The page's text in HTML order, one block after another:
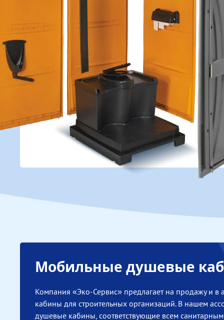
строительного мусора и
крупногабаритных отходов.
ПОДРОБНЕЕ
СДЕЛАТЬ
ЗАЯВКУ
Аренда мобильных
У нас вы можете оформить
площадках как на
до несколько дней), так и
минимальным сроком
аренды от 1 месяца. Наше
предприятие